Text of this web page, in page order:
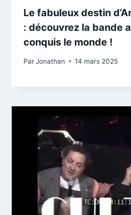
Le fabuleux destin
: découvrez la bande
conquis le monde !
ParJonathan 14 mars 2025